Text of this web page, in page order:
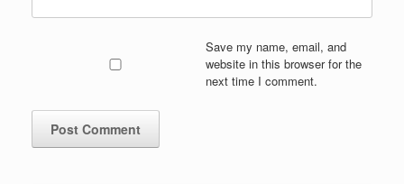
Save my name, email, and
website in this browser for the
next time I comment.